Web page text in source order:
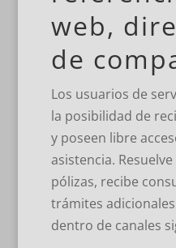
web,
de
Los usuarios de
la posibilidad de
y poseen libre
asistencia.
pólizas, recibe
trámites
dentro de canales